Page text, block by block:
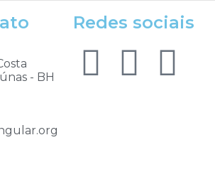
- BH
Redes sociais